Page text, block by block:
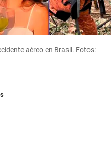
aéreo en Brasil. Fotos: